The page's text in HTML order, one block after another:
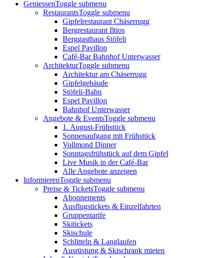
GeniessenToggle submenu
RestaurantsToggle submenu
Gipfelrestaurant Chäserrugg
Bergrestaurant Iltios
Berggasthaus Stöfeli
Espel Pavillon
Café-Bar Bahnhof Unterwasser
ArchitekturToggle submenu
Architektur am Chäserrugg
Gipfelgebäude
Stöfeli-Bahn
Espel Pavillon
Bahnhof Unterwasser
Angebote & EventsToggle submenu
1. August-Frühstück
Sonnenaufgang mit Frühstück
Vollmond Dinner
Sonntagsfrühstück auf dem Gipfel
Live Musik in der Café-Bar
Alle Angebote anzeigen
InformierenToggle submenu
Preise & TicketsToggle submenu
Abonnements
Ausflugstickets & Einzelfahrten
Gruppentarife
Skitickets
Skischule
Schlitteln & Langlaufen
Ausrüstung & Skischrank mieten